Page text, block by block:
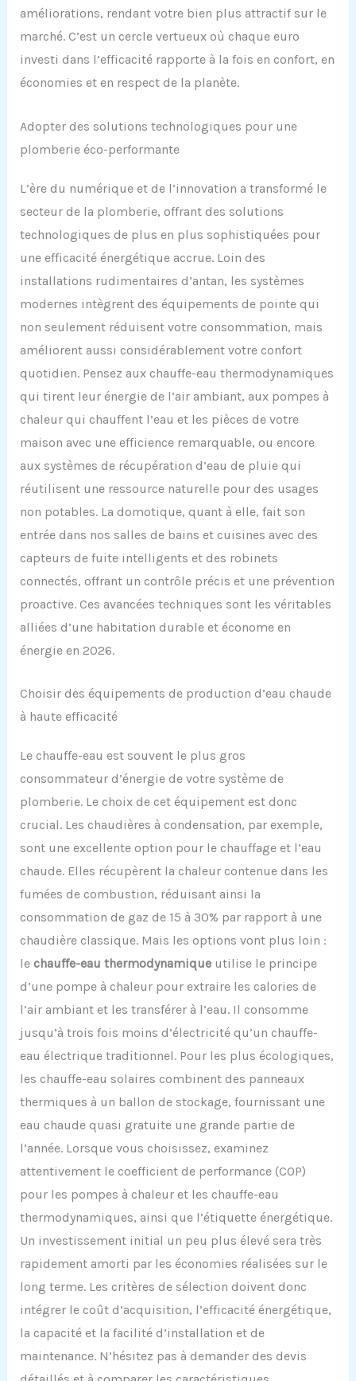
améliorations, rendant votre bien plus attractif sur le
marché. C’est un cercle vertueux où chaque euro
investi dans l’efficacité rapporte à la fois en confort, en
économies et en respect de la planète.
Adopter des solutions technologiques pour une
plomberie éco-performante
L’ère du numérique et de l’innovation a transformé le
secteur de la plomberie, offrant des solutions
technologiques de plus en plus sophistiquées pour
une efficacité énergétique accrue. Loin des
installations rudimentaires d’antan, les systèmes
modernes intègrent des équipements de pointe qui
non seulement réduisent votre consommation, mais
améliorent aussi considérablement votre confort
quotidien. Pensez aux chauffe-eau thermodynamiques
qui tirent leur énergie de l’air ambiant, aux pompes à
chaleur qui chauffent l’eau et les pièces de votre
maison avec une efficience remarquable, ou encore
aux systèmes de récupération d’eau de pluie qui
réutilisent une ressource naturelle pour des usages
non potables. La domotique, quant à elle, fait son
entrée dans nos salles de bains et cuisines avec des
capteurs de fuite intelligents et des robinets
connectés, offrant un contrôle précis et une prévention
proactive. Ces avancées techniques sont les véritables
alliées d’une habitation durable et économe en
énergie en 2026.
Choisir des équipements de production d’eau chaude
à haute efficacité
Le chauffe-eau est souvent le plus gros
consommateur d’énergie de votre système de
plomberie. Le choix de cet équipement est donc
crucial. Les chaudières à condensation, par exemple,
sont une excellente option pour le chauffage et l’eau
chaude. Elles récupèrent la chaleur contenue dans les
fumées de combustion, réduisant ainsi la
consommation de gaz de 15 à 30% par rapport à une
chaudière classique. Mais les options vont plus loin :
le chauffe-eau thermodynamiqueutilise le principe
d’une pompe à chaleur pour extraire les calories de
l’air ambiant et les transférer à l’eau. Il consomme
jusqu’à trois fois moins d’électricité qu’un chauffe-
eau électrique traditionnel. Pour les plus écologiques,
les chauffe-eau solaires combinent des panneaux
thermiques à un ballon de stockage, fournissant une
eau chaude quasi gratuite une grande partie de
l’année. Lorsque vous choisissez, examinez
attentivement le coefficient de performance (COP)
pour les pompes à chaleur et les chauffe-eau
thermodynamiques, ainsi que l’étiquette énergétique.
Un investissement initial un peu plus élevé sera très
rapidement amorti par les économies réalisées sur le
long terme. Les critères de sélection doivent donc
intégrer le coût d’acquisition, l’efficacité énergétique,
la capacité et la facilité d’installation et de
maintenance. N’hésitez pas à demander des devis